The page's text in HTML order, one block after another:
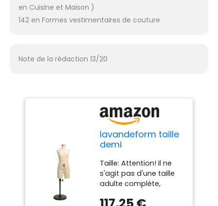
en Cuisine et Maison )
142 en Formes vestimentaires de couture
Note de la rédaction 13/20
lavandeform taille
demi
pour la couture
miniature (il ne
s'agit pas d'une
taille adulte). Il est
Taille: Attention! Il ne
s'agit pas d'une taille
adulte complète,
cm, largeur de l'épaule